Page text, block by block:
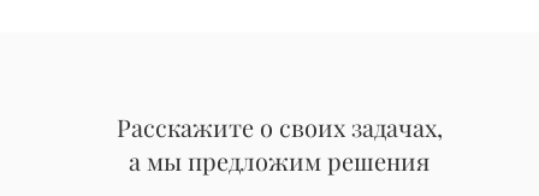
Расскажите о своих задачах,
а мы предложим решения